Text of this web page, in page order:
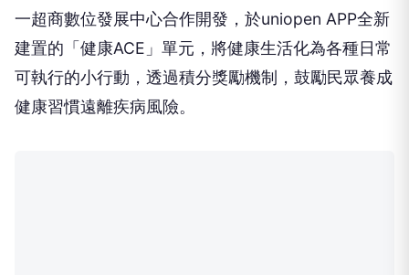
一超商數位發展中心合作開發，於uniopen APP全新
建置的「健康ACE」單元，將健康生活化為各種日常
可執行的小行動，透過積分獎勵機制，鼓勵民眾養成
健康習慣遠離疾病風險。